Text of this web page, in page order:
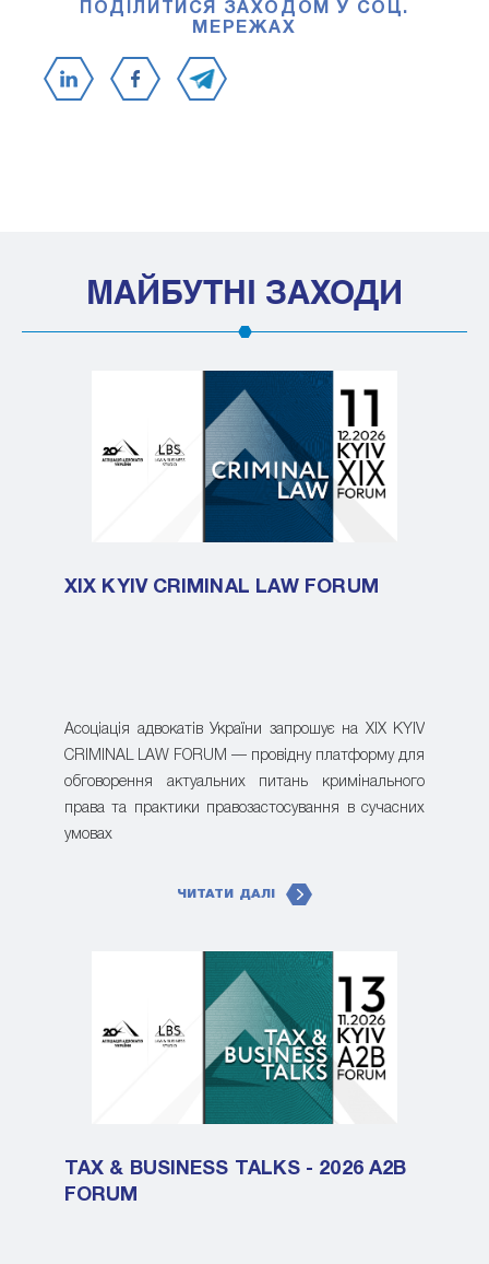
ПОДІЛИТИСЯ ЗАХОДОМ У СОЦ.
МЕРЕЖАХ
МАЙБУТНІ ЗАХОДИ
XIX KYIV CRIMINAL LAW FORUM
Асоціація адвокатів України запрошує на XIX KYIV
CRIMINAL LAW FORUM — провідну платформу для
обговорення актуальних питань кримінального
права та практики правозастосування в сучасних
умовах
ЧИТАТИ ДАЛІ
TAX & BUSINESS TALKS - 2026 A2B
FORUM